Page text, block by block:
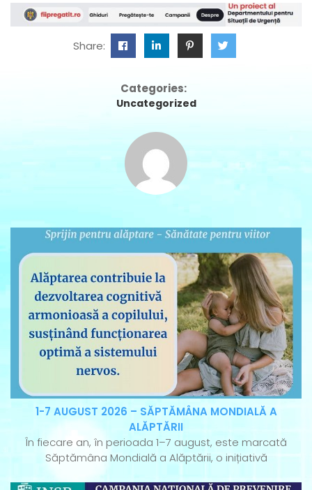
Share:
Categories:
Uncategorized
1-7 AUGUST 2026 – SĂPTĂMÂNA MONDIALĂ A
ALĂPTĂRII
În fiecare an, în perioada 1–7 august, este marcată
Săptămâna Mondială a Alăptării, o inițiativă